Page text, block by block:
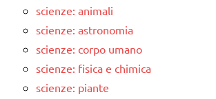
scienze: animali
scienze: astronomia
scienze: corpo umano
scienze: fisica e chimica
scienze: piante